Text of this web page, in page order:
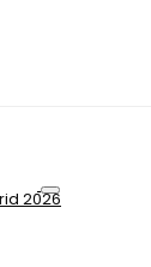
2026